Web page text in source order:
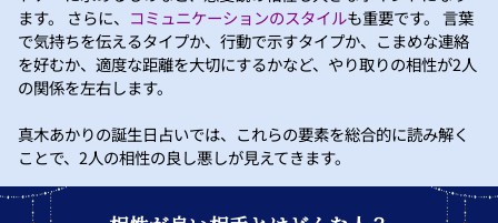
ます。 さらに、 コミュニケーションのスタイルも重要です。 言葉
で気持ちを伝えるタイプか、行動で示すタイプか、こまめな連絡
を好むか、適度な距離を大切にするかなど、やり取りの相性が2人
の関係を左右します。
真木あかりの誕生日占いでは、これらの要素を総合的に読み解く
ことで、2人の相性の良し悪しが見えてきます。